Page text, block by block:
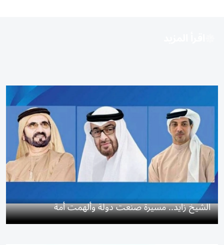
الشيخ زايد.. مسيرة صنعت دولة وألهمت أمة